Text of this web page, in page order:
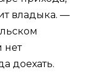
владыка. —
нет
доехать.